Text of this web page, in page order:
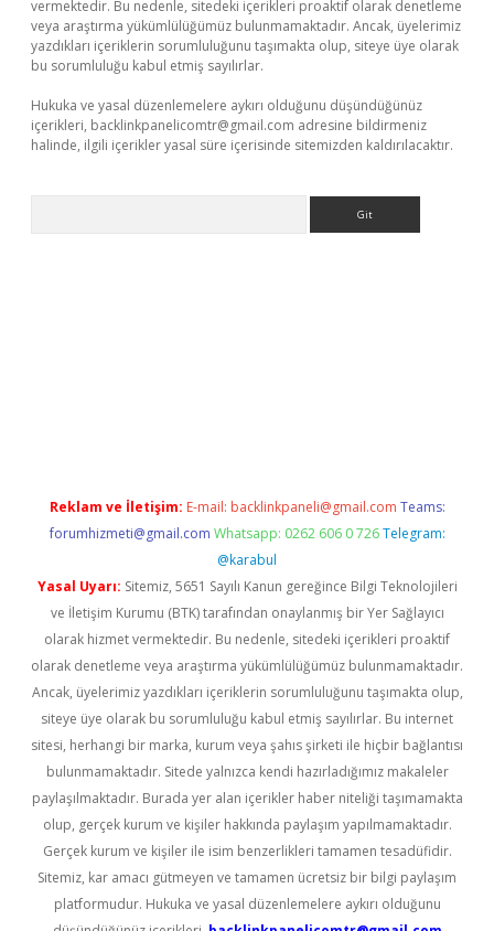
vermektedir. Bu nedenle, sitedeki içerikleri proaktif olarak denetleme
veya araştırma yükümlülüğümüz bulunmamaktadır. Ancak, üyelerimiz
yazdıkları içeriklerin sorumluluğunu taşımakta olup, siteye üye olarak
bu sorumluluğu kabul etmiş sayılırlar.
Hukuka ve yasal düzenlemelere aykırı olduğunu düşündüğünüz
içerikleri, backlinkpanelicomtr@gmail.com adresine bildirmeniz
halinde, ilgili içerikler yasal süre içerisinde sitemizden kaldırılacaktır.
Reklam ve İletişim: E-mail: backlinkpaneli@gmail.com Teams:
forumhizmeti@gmail.com Whatsapp: 0262 606 0 726 Telegram:
@karabul
Yasal Uyarı: Sitemiz, 5651 Sayılı Kanun gereğince Bilgi Teknolojileri
ve İletişim Kurumu (BTK) tarafından onaylanmış bir Yer Sağlayıcı
olarak hizmet vermektedir. Bu nedenle, sitedeki içerikleri proaktif
olarak denetleme veya araştırma yükümlülüğümüz bulunmamaktadır.
Ancak, üyelerimiz yazdıkları içeriklerin sorumluluğunu taşımakta olup,
siteye üye olarak bu sorumluluğu kabul etmiş sayılırlar. Bu internet
sitesi, herhangi bir marka, kurum veya şahıs şirketi ile hiçbir bağlantısı
bulunmamaktadır. Sitede yalnızca kendi hazırladığımız makaleler
paylaşılmaktadır. Burada yer alan içerikler haber niteliği taşımamakta
olup, gerçek kurum ve kişiler hakkında paylaşım yapılmamaktadır.
Gerçek kurum ve kişiler ile isim benzerlikleri tamamen tesadüfidir.
Sitemiz, kar amacı gütmeyen ve tamamen ücretsiz bir bilgi paylaşım
platformudur. Hukuka ve yasal düzenlemelere aykırı olduğunu